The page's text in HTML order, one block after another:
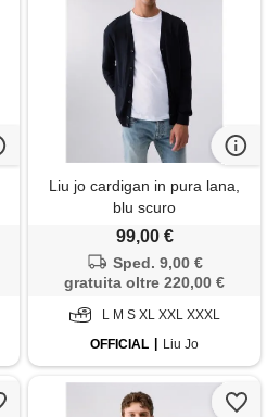
Liu jo cardigan in pura lana,
blu scuro
99,00 €
Sped. 9,00 €
gratuita oltre 220,00 €
L M S XL XXL XXXL
OFFICIAL
Liu Jo